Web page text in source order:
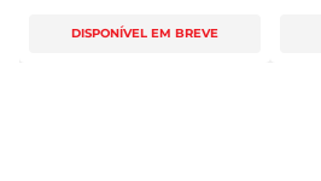
DISPONÍVEL EM BREVE